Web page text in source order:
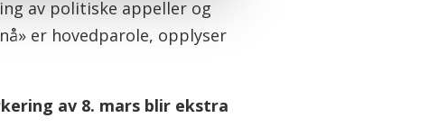
av politiske appeller og
er hovedparole, opplyser
av 8. mars blir ekstra